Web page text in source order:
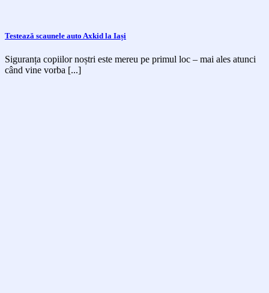
Testează scaunele auto Axkid la Iași
Siguranța copiilor noștri este mereu pe primul loc – mai ales atunci
când vine vorba [...]